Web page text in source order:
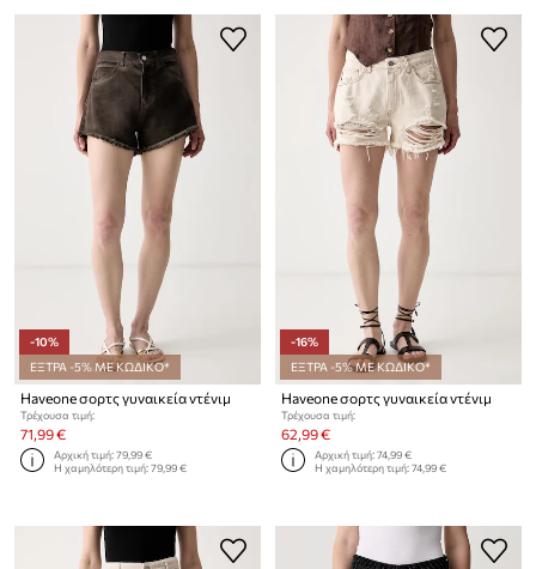
-10%
ΕΞΤΡΑ -5% ΜΕ ΚΩΔΙΚΟ*
Haveone σορτς γυναικεία ντένιμ
Τρέχουσα τιμή:
71,99 €
Αρχική τιμή:79,99 €
Η χαμηλότερη τιμή:79,99 €
-16%
ΕΞΤΡΑ -5% ΜΕ ΚΩΔΙΚΟ*
Haveone σορτς γυναικεία ντένιμ
Τρέχουσα τιμή:
62,99 €
Αρχική τιμή:74,99 €
Η χαμηλότερη τιμή:74,99 €